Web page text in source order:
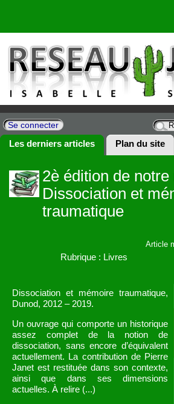
Se connecter
Les derniers articles Plan du site
2è édition de notre
Dissociation et
traumatique
Article
Rubrique : Livres
Dissociation et mémoire traumatique,
Dunod, 2012 – 2019.
Un ouvrage qui comporte un historique
assez complet de la notion de
dissociation, sans encore d’équivalent
actuellement. La contribution de Pierre
Janet est restituée dans son contexte,
ainsi que dans ses dimensions
actuelles. À relire (...)